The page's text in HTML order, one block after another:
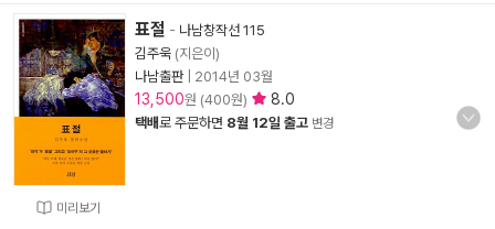
미리보기
표절 - 나남창작선 115
김주욱 (지은이)
나남출판| 2014년 03월
13,500원 (400원) 8.0
택배로 주문하면 8월 12일 출고 변경